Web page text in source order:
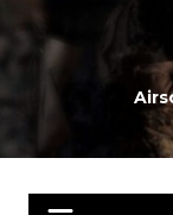
Inhalt
springen